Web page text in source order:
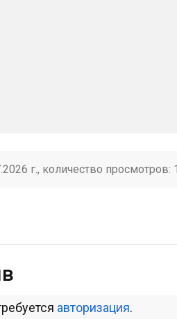
г., количество просмотров:
авторизация.